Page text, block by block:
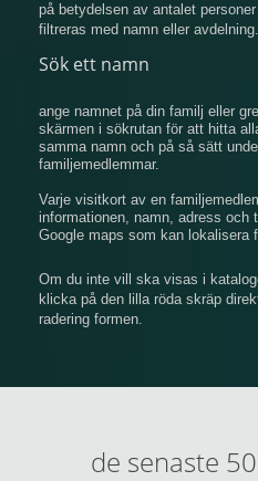
på betydelsen av antalet
filtreras med namn eller avdelning.
Sök ett namn
ange namnet på din familj eller
skärmen i sökrutan för att hitta
samma namn och på så sätt
familjemedlemmar.
Varje visitkort av en
informationen, namn, adress och
Google maps som kan lokalisera
Om du inte vill ska visas i
klicka på den lilla röda skräp
radering formen.
de senaste